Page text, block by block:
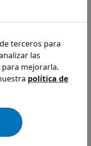
centrarte en una
conlleva
pena tu inversión?
terceros para
las
mejorarla.
política de